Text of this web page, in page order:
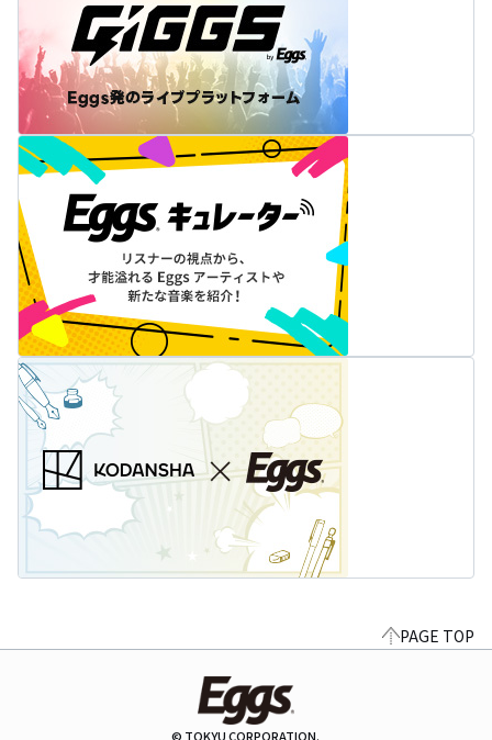
PAGE TOP
© TOKYU CORPORATION.